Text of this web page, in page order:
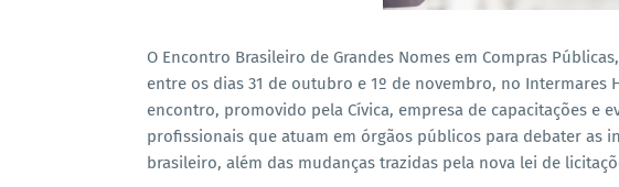
O Encontro Brasileiro de Grandes Nomes em Compras
entre os dias 31 de outubro e 1º de novembro, no Intermares
encontro, promovido pela Cívica, empresa de capacitações e
profissionais que atuam em órgãos públicos para debater as
brasileiro, além das mudanças trazidas pela nova lei de